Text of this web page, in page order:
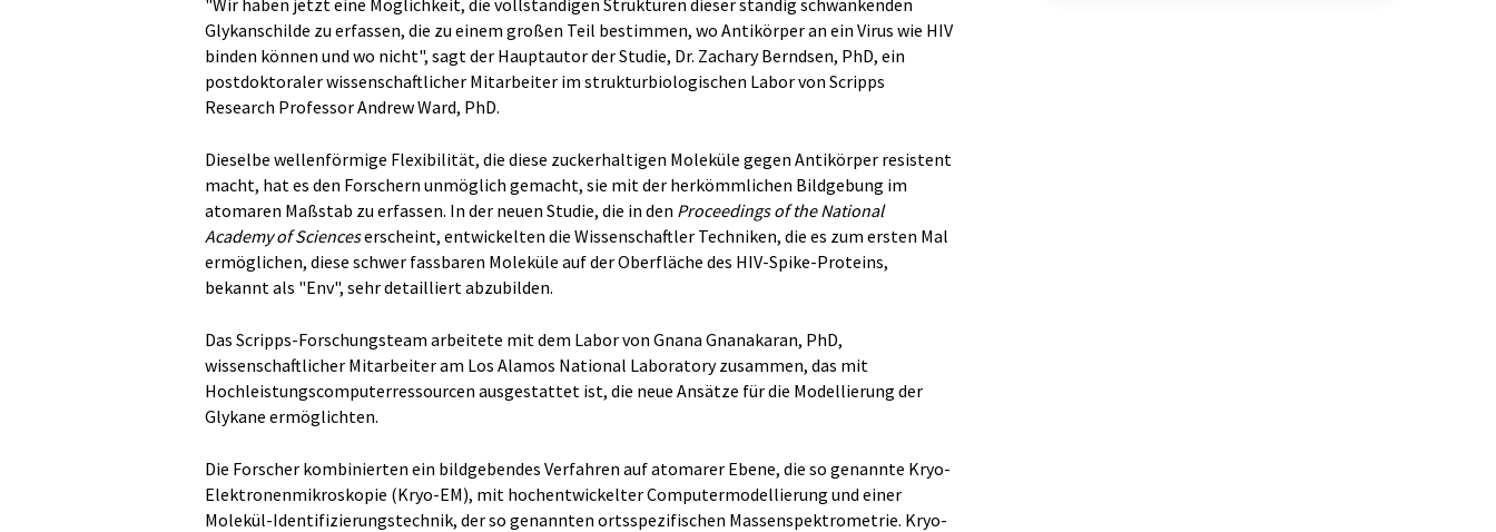
Glykanschilde zu erfassen, die zu einem großen Teil bestimmen, wo Antikörper an ein Virus wie HIV
binden können und wo nicht", sagt der Hauptautor der Studie, Dr. Zachary Berndsen, PhD, ein
postdoktoraler wissenschaftlicher Mitarbeiter im strukturbiologischen Labor von Scripps
Research Professor Andrew Ward, PhD.
Dieselbe wellenförmige Flexibilität, die diese zuckerhaltigen Moleküle gegen Antikörper resistent
macht, hat es den Forschern unmöglich gemacht, sie mit der herkömmlichen Bildgebung im
atomaren Maßstab zu erfassen. In der neuen Studie, die in den Proceedings of the National
Academy of Scienceserscheint, entwickelten die Wissenschaftler Techniken, die es zum ersten Mal
ermöglichen, diese schwer fassbaren Moleküle auf der Oberfläche des HIV-Spike-Proteins,
bekannt als "Env", sehr detailliert abzubilden.
Das Scripps-Forschungsteam arbeitete mit dem Labor von Gnana Gnanakaran, PhD,
wissenschaftlicher Mitarbeiter am Los Alamos National Laboratory zusammen, das mit
Hochleistungscomputerressourcen ausgestattet ist, die neue Ansätze für die Modellierung der
Glykane ermöglichten.
Die Forscher kombinierten ein bildgebendes Verfahren auf atomarer Ebene, die so genannte Kryo-
Elektronenmikroskopie (Kryo-EM), mit hochentwickelter Computermodellierung und einer
Molekül-Identifizierungstechnik, der so genannten ortsspezifischen Massenspektrometrie. Kryo-